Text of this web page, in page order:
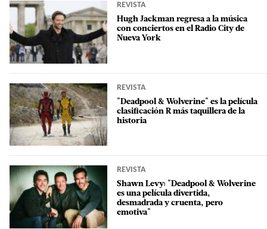
REVISTA
Hugh Jackman regresa a la música
con conciertos en el Radio City de
Nueva York
REVISTA
"Deadpool & Wolverine" es la película
clasificación R más taquillera de la
historia
REVISTA
Shawn Levy: "Deadpool & Wolverine
es una película divertida,
desmadrada y cruenta, pero
emotiva"